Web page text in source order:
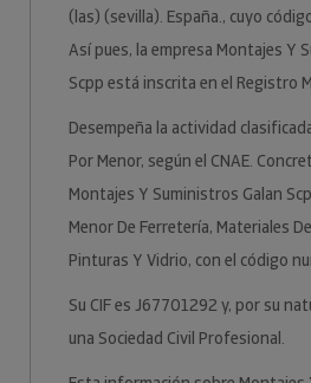
(las) (sevilla). España., cuyo
Así pues, la empresa Montajes Y
Scpp está inscrita en el Registro
Desempeña la actividad
Por Menor, según el CNAE.
Montajes Y Suministros Galan
Menor De Ferretería, Materiales
Pinturas Y Vidrio, con el código
Su CIF es J67701292 y, por su
una Sociedad Civil Profesional.